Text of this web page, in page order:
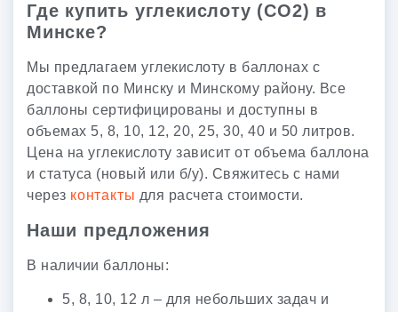
Где купить углекислоту (CO2) в
Минске?
Мы предлагаем углекислоту в баллонах с
доставкой по Минску и Минскому району. Все
баллоны сертифицированы и доступны в
объемах 5, 8, 10, 12, 20, 25, 30, 40 и 50 литров.
Цена на углекислоту зависит от объема баллона
и статуса (новый или б/у). Свяжитесь с нами
через контакты для расчета стоимости.
Наши предложения
В наличии баллоны:
5, 8, 10, 12 л – для небольших задач и